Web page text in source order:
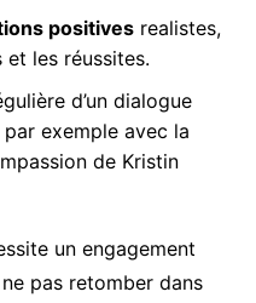
positivesrealistes,
les réussites.
d’un dialogue
exemple avec la
de Kristin
un engagement
pas retomber dans